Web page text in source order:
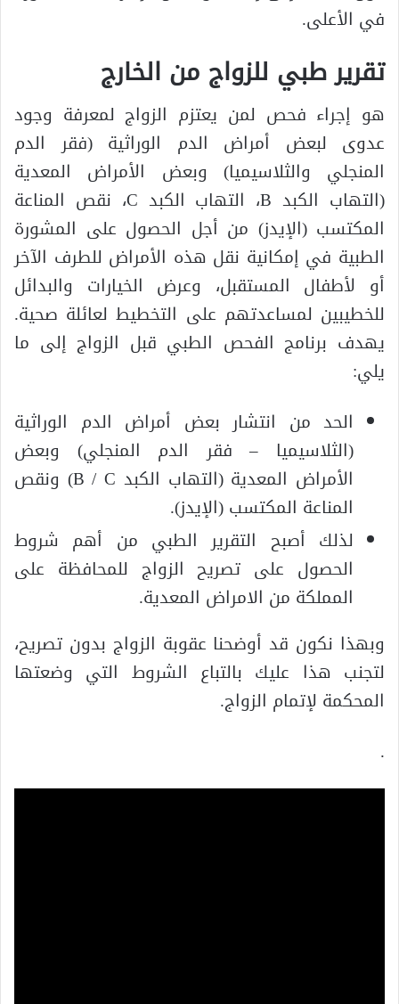
في الأعلى.
تقرير طبي للزواج من الخارج
هو إجراء فحص لمن يعتزم الزواج لمعرفة وجود
عدوى لبعض أمراض الدم الوراثية (فقر الدم
المنجلي والثلاسيميا) وبعض الأمراض المعدية
(التهاب الكبد B، التهاب الكبد C، نقص المناعة
المكتسب (الإيدز) من أجل الحصول على المشورة
الطبية في إمكانية نقل هذه الأمراض للطرف الآخر
أو لأطفال المستقبل، وعرض الخيارات والبدائل
للخطيبين لمساعدتهم على التخطيط لعائلة صحية.
يهدف برنامج الفحص الطبي قبل الزواج إلى ما
يلي:
الحد من انتشار بعض أمراض الدم الوراثية
(الثلاسيميا – فقر الدم المنجلي) وبعض
الأمراض المعدية (التهاب الكبد B / C) ونقص
المناعة المكتسب (الإيدز).
لذلك أصبح التقرير الطبي من أهم شروط
الحصول على تصريح الزواج للمحافظة على
المملكة من الامراض المعدية.
وبهذا نكون قد أوضحنا عقوبة الزواج بدون تصريح،
لتجنب هذا عليك بالتباع الشروط التي وضعتها
المحكمة لإتمام الزواج.
.